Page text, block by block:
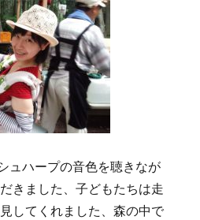
ュハープの音色を聴きなが
きました、子どもたちは走
してくれました、森の中で